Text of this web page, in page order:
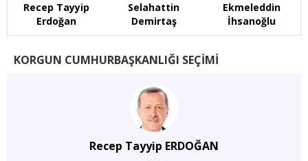
Recep Tayyip
Erdoğan
Selahattin
Demirtaş
Ekmeleddin
İhsanoğlu
KORGUN CUMHURBAŞKANLIĞI SEÇİMİ
Recep Tayyip ERDOĞAN